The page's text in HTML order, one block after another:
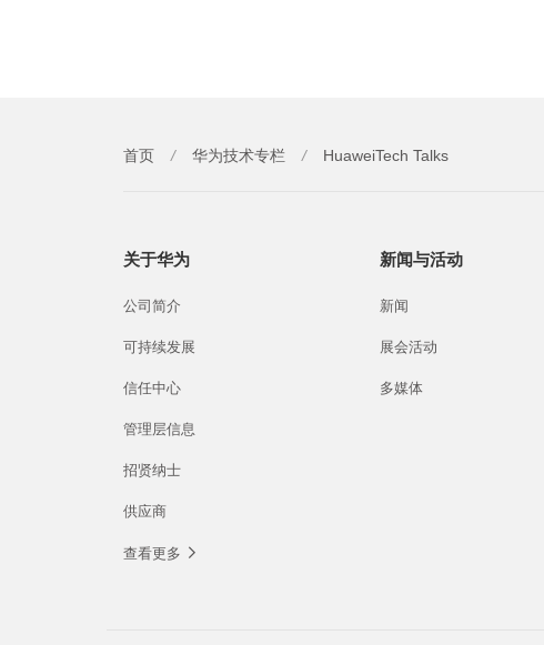
首页 / 华为技术专栏 / HuaweiTech Talks
关于华为
公司简介
可持续发展
信任中心
管理层信息
招贤纳士
供应商
查看更多
新闻与活动
新闻
展会活动
多媒体